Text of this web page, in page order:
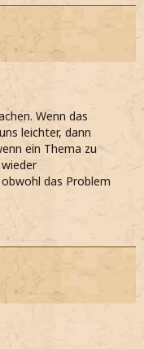
Wenn das
leichter, dann
ein Thema zu
das Problem